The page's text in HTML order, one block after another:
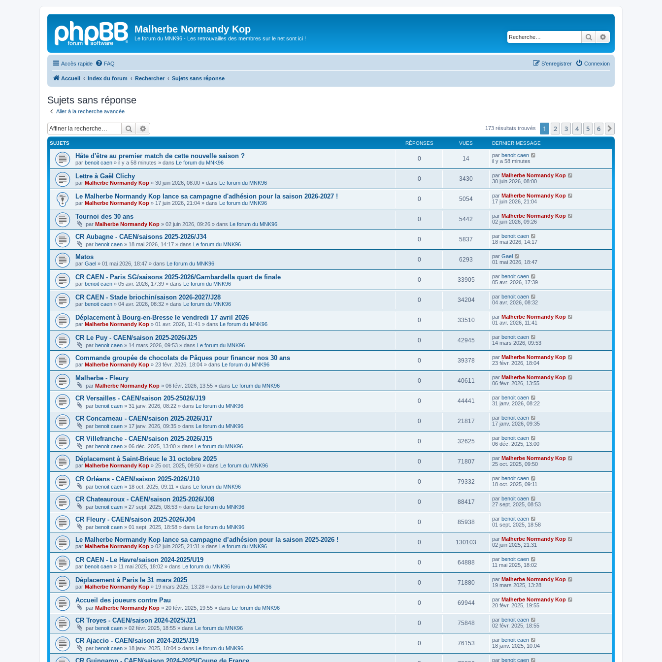
Malherbe Normandy Kop
Le forum du MNK96 - Les retrouvailles des membres sur le net sont ici ! Rechercher
Accès rapide FAQ Connexion
S’enregistrer
Accueil Index du forum Rechercher Sujets sans réponse
Sujets sans réponse
Aller à la recherche avancée
Rechercher 173 résultats trouvés 1 2 3 4 5 6
SUJETS RÉPONSES VUES DERNIER MESSAGE
Hâte d'être au premier match de cette nouvelle saison ?
par benoit caen » il y a 58 minutes » dans Le forum du MNK96
0 14 par benoit caen
il y a 58 minutes
Lettre à Gaël Clichy
par Malherbe Normandy Kop » 30 juin 2026, 08:00 » dans Le forum du MNK96
0 3430 par Malherbe Normandy Kop
30 juin 2026, 08:00
Le Malherbe Normandy Kop lance sa campagne d'adhésion pour la saison 2026-2027 !
par Malherbe Normandy Kop » 17 juin 2026, 21:04 » dans Le forum du MNK96
0 5054 par Malherbe Normandy Kop
17 juin 2026, 21:04
Tournoi des 30 ans
par Malherbe Normandy Kop » 02 juin 2026, 09:26 » dans Le forum du MNK96
0 5442 par Malherbe Normandy Kop
02 juin 2026, 09:26
CR Aubagne - CAEN/saisons 2025-2026/J34
par benoit caen » 18 mai 2026, 14:17 » dans Le forum du MNK96
0 5837 par benoit caen
18 mai 2026, 14:17
Matos
par Gael » 01 mai 2026, 18:47 » dans Le forum du MNK96
0 6293 par Gael
01 mai 2026, 18:47
CR CAEN - Paris SG/saisons 2025-2026/Gambardella quart de finale
par benoit caen » 05 avr. 2026, 17:39 » dans Le forum du MNK96
0 33905 par benoit caen
05 avr. 2026, 17:39
CR CAEN - Stade briochin/saison 2026-2027/J28
par benoit caen » 04 avr. 2026, 08:32 » dans Le forum du MNK96
0 34204 par benoit caen
04 avr. 2026, 08:32
Déplacement à Bourg-en-Bresse le vendredi 17 avril 2026
par Malherbe Normandy Kop » 01 avr. 2026, 11:41 » dans Le forum du MNK96
0 33510 par Malherbe Normandy Kop
01 avr. 2026, 11:41
CR Le Puy - CAEN/saison 2025-2026/J25
par benoit caen » 14 mars 2026, 09:53 » dans Le forum du MNK96
0 42945 par benoit caen
14 mars 2026, 09:53
Commande groupée de chocolats de Pâques pour financer nos 30 ans
par Malherbe Normandy Kop » 23 févr. 2026, 18:04 » dans Le forum du MNK96
0 39378 par Malherbe Normandy Kop
23 févr. 2026, 18:04
Malherbe - Fleury
par Malherbe Normandy Kop » 06 févr. 2026, 13:55 » dans Le forum du MNK96
0 40611 par Malherbe Normandy Kop
06 févr. 2026, 13:55
CR Versailles - CAEN/saison 205-25026/J19
par benoit caen » 31 janv. 2026, 08:22 » dans Le forum du MNK96
0 44441 par benoit caen
31 janv. 2026, 08:22
CR Concarneau - CAEN/saison 2025-2026/J17
par benoit caen » 17 janv. 2026, 09:35 » dans Le forum du MNK96
0 21817 par benoit caen
17 janv. 2026, 09:35
CR Villefranche - CAEN/saison 2025-2026/J15
par benoit caen » 06 déc. 2025, 13:00 » dans Le forum du MNK96
0 32625 par benoit caen
06 déc. 2025, 13:00
Déplacement à Saint-Brieuc le 31 octobre 2025
par Malherbe Normandy Kop » 25 oct. 2025, 09:50 » dans Le forum du MNK96
0 71807 par Malherbe Normandy Kop
25 oct. 2025, 09:50
CR Orléans - CAEN/saison 2025-2026/J10
par benoit caen » 18 oct. 2025, 09:11 » dans Le forum du MNK96
0 79332 par benoit caen
18 oct. 2025, 09:11
CR Chateauroux - CAEN/saison 2025-2026/J08
par benoit caen » 27 sept. 2025, 08:53 » dans Le forum du MNK96
0 88417 par benoit caen
27 sept. 2025, 08:53
CR Fleury - CAEN/saison 2025-2026/J04
par benoit caen » 01 sept. 2025, 18:58 » dans Le forum du MNK96
0 85938 par benoit caen
01 sept. 2025, 18:58
Le Malherbe Normandy Kop lance sa campagne d’adhésion pour la saison 2025-2026 !
par Malherbe Normandy Kop » 02 juin 2025, 21:31 » dans Le forum du MNK96
0 130103 par Malherbe Normandy Kop
02 juin 2025, 21:31
CR CAEN - Le Havre/saison 2024-2025/U19
par benoit caen » 11 mai 2025, 18:02 » dans Le forum du MNK96
0 64888 par benoit caen
11 mai 2025, 18:02
Déplacement à Paris le 31 mars 2025
par Malherbe Normandy Kop » 19 mars 2025, 13:28 » dans Le forum du MNK96
0 71880 par Malherbe Normandy Kop
19 mars 2025, 13:28
Accueil des joueurs contre Pau
par Malherbe Normandy Kop » 20 févr. 2025, 19:55 » dans Le forum du MNK96
0 69944 par Malherbe Normandy Kop
20 févr. 2025, 19:55
CR Troyes - CAEN/saison 2024-2025/J21
par benoit caen » 02 févr. 2025, 18:55 » dans Le forum du MNK96
0 75848 par benoit caen
02 févr. 2025, 18:55
CR Ajaccio - CAEN/saison 2024-2025/J19
par benoit caen » 18 janv. 2025, 10:04 » dans Le forum du MNK96
0 76153 par benoit caen
18 janv. 2025, 10:04
par benoit caen